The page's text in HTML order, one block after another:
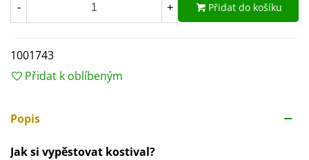
- + Přidat do košíku
1001743
Přidat k oblíbeným
Popis
Jak si vypěstovat kostival?